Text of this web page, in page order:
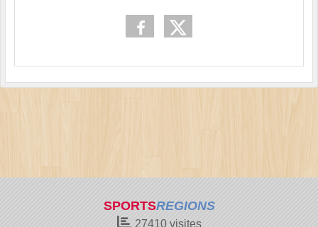
SPORTSREGIONS
27410visites